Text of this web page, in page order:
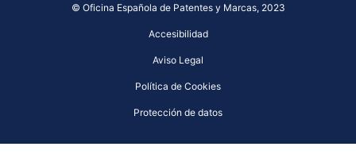
© Oficina Española de Patentes y Marcas, 2023
Accesibilidad
Aviso Legal
Política de Cookies
Protección de datos